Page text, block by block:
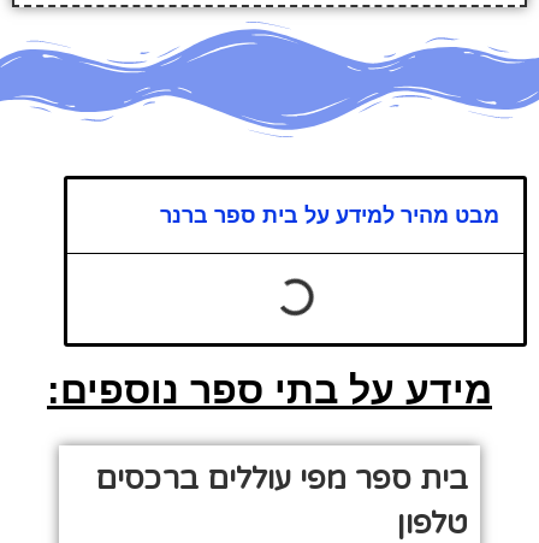
מבט מהיר למידע על בית ספר ברנר
מידע על בתי ספר נוספים:
בית ספר מפי עוללים ברכסים
טלפון